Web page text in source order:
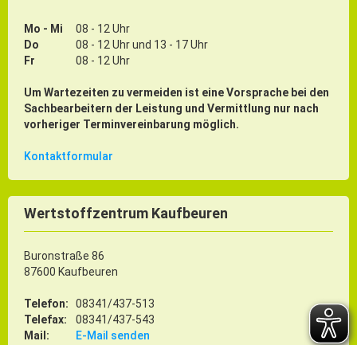
Mo - Mi
08 - 12 Uhr
Do
08 - 12 Uhr und 13 - 17 Uhr
Fr
08 - 12 Uhr
Um Wartezeiten zu vermeiden ist eine Vorsprache bei den
Sachbearbeitern der Leistung und Vermittlung nur nach
vorheriger Terminvereinbarung möglich.
Kontaktformular
Wertstoffzentrum Kaufbeuren
Buronstraße 86
87600 Kaufbeuren
Telefon:
08341/437-513
Telefax:
08341/437-543
Mail:
E-Mail senden